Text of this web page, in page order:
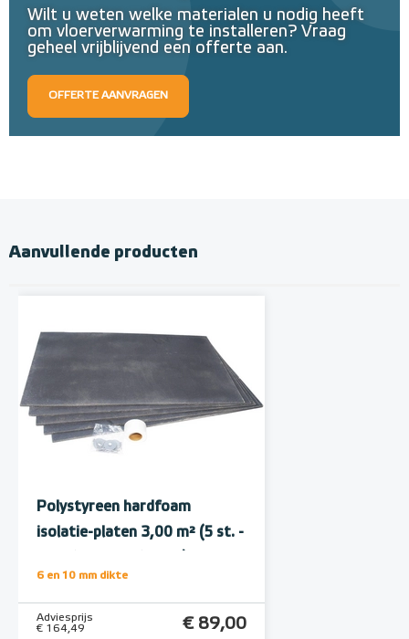
Wilt u weten welke materialen u nodig heeft
om vloerverwarming te installeren? Vraag
geheel vrijblijvend een offerte aan.
OFFERTE AANVRAGEN
Aanvullende producten
Polystyreen hardfoam
isolatie-platen 3,00 m² (5 st. -
6 en 10 mm dikte
Adviesprijs
€ 164,49
€ 89,00